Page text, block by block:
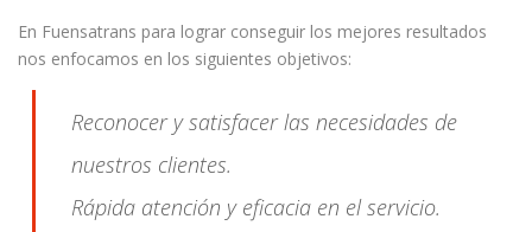
En Fuensatrans para lograr conseguir los mejores resultados
nos enfocamos en los siguientes objetivos:
Reconocer y satisfacer las necesidades de
nuestros clientes.
Rápida atención y eficacia en el servicio.